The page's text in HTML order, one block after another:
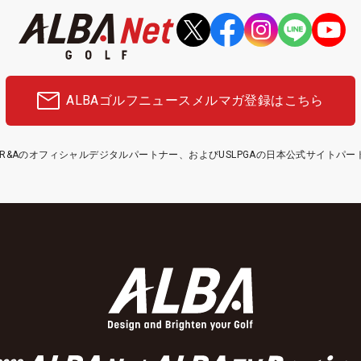
ALBAゴルフニュース メルマガ登録はこちら
のオフィシャルデジタルパートナー、およびUSLPGAの日本公式サイトパー